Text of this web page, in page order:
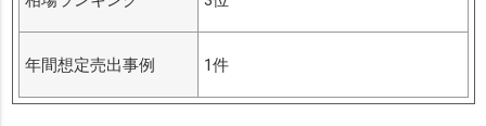
年間想定売出事例 1件